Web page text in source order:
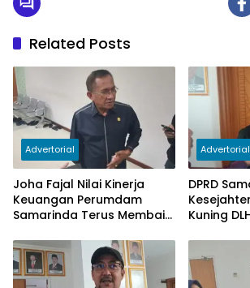
Related Posts
Advertorial
Joha Fajal Nilai Kinerja
Keuangan Perumdam
Samarinda Terus Membaik,
Subsidi Berkurang
Advertorial
DPRD
Kuning